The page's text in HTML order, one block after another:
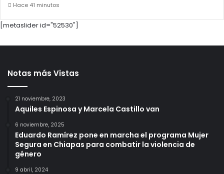
Hace 41 minutos
[metaslider id="52530"]
Notas más Vistas
21 noviembre, 2023
Aquiles Espinosa y Marcela Castillo van
6 noviembre, 2025
Eduardo Ramírez pone en marcha el programa Mujer
Segura en Chiapas para combatir la violencia de
género
9 abril, 2024